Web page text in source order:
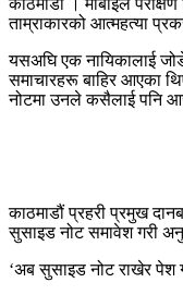
ताम्राकारको आत्महत्या
यसअघि एक नायिकालाई
समाचारहरू बाहिर आएका
नोटमा उनले कसैलाई पनि
काठमाडौं प्रहरी प्रमुख
सुसाइड नोट समावेश गरी
‘अब सुसाइड नोट राखेर पेश